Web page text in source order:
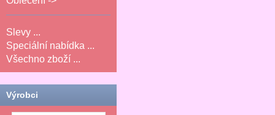
Slevy ...
Speciální nabídka ...
Všechno zboží ...
Výrobci